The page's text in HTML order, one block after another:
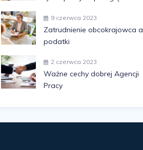
ewolucji
9 czerwca 2023
Zatrudnienie obcokrajowca a
podatki
2 czerwca 2023
Ważne cechy dobrej Agencji
Pracy